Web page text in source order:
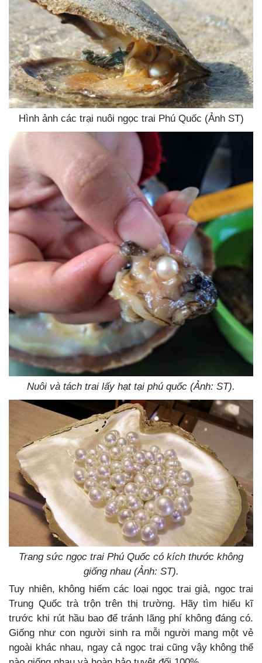
Hình ảnh các trại nuôi ngọc trai Phú Quốc (Ảnh ST)
Nuôi và tách trai lấy hạt tại phú quốc (Ảnh: ST).
Trang sức ngọc trai Phú Quốc có kích thước không
giống nhau (Ảnh: ST).
Tuy nhiên, không hiếm các loại ngọc trai giả, ngọc trai
Trung Quốc trà trộn trên thị trường. Hãy tìm hiểu kĩ
trước khi rút hầu bao để tránh lãng phí không đáng có.
Giống như con người sinh ra mỗi người mang một vẻ
ngoài khác nhau, ngay cả ngọc trai cũng vậy không thể